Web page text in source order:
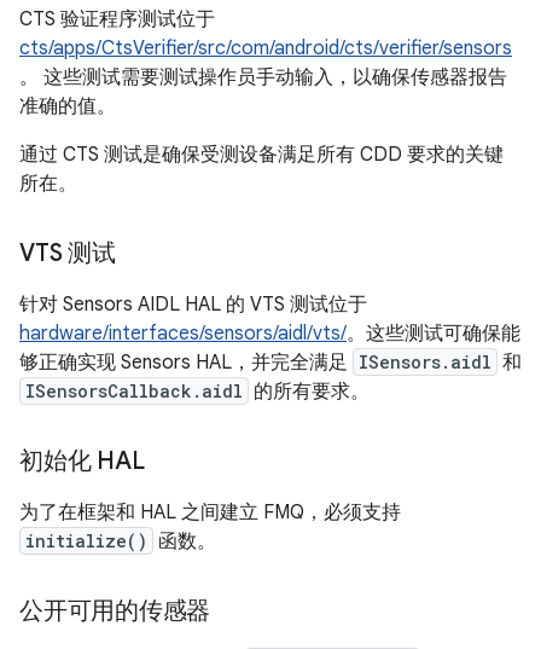
CTS 验证程序测试位于
cts/apps/CtsVerifier/src/com/android/cts/verifier/sensors
。 这些测试需要测试操作员手动输入，以确保传感器报告
准确的值。
通过 CTS 测试是确保受测设备满足所有 CDD 要求的关键
所在。
VTS 测试
针对 Sensors AIDL HAL 的 VTS 测试位于
hardware/interfaces/sensors/aidl/vts/。这些测试可确保能
够正确实现 Sensors HAL，并完全满足 ISensors.aidl 和
ISensorsCallback.aidl 的所有要求。
初始化 HAL
为了在框架和 HAL 之间建立 FMQ，必须支持
initialize() 函数。
公开可用的传感器